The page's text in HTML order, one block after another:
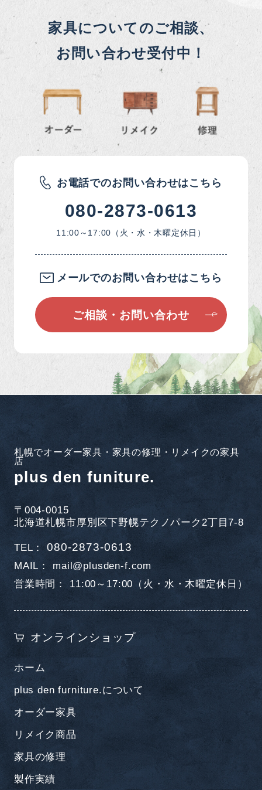
家具についてのご相談、
お問い合わせ受付中！
お電話でのお問い合わせはこちら
080-2873-0613
11:00～17:00（火・水・木曜定休日）
メールでのお問い合わせはこちら
ご相談・お問い合わせ
札幌でオーダー家具・家具の修理・リメイクの家具
店
plus den funiture.
〒004-0015
北海道札幌市厚別区下野幌テクノパーク2丁目7-8
TEL 080-2873-0613
MAIL
mail@plusden-f.com
営業時間
11:00～17:00（火・水・木曜定休日）
オンラインショップ
ホーム
plus den furniture.について
オーダー家具
リメイク商品
家具の修理
製作実績